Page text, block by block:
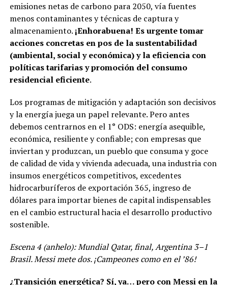
emisiones netas de carbono para 2050, vía fuentes
menos contaminantes y técnicas de captura y
almacenamiento. ¡Enhorabuena! Es urgente tomar
acciones concretas en pos de la sustentabilidad
(ambiental, social y económica) y la eficiencia con
políticas tarifarias y promoción del consumo
residencial eficiente.
Los programas de mitigación y adaptación son decisivos
y la energía juega un papel relevante. Pero antes
debemos centrarnos en el 1° ODS: energía asequible,
económica, resiliente y confiable; con empresas que
inviertan y produzcan, un pueblo que consuma y goce
de calidad de vida y vivienda adecuada, una industria con
insumos energéticos competitivos, excedentes
hidrocarburíferos de exportación 365, ingreso de
dólares para importar bienes de capital indispensables
en el cambio estructural hacia el desarrollo productivo
sostenible.
Escena 4 (anhelo): Mundial Qatar, final, Argentina 3–1
Brasil. Messi mete dos. ¡Campeones como en el ’86!
¿Transición energética? Sí, ya… pero con Messi en la